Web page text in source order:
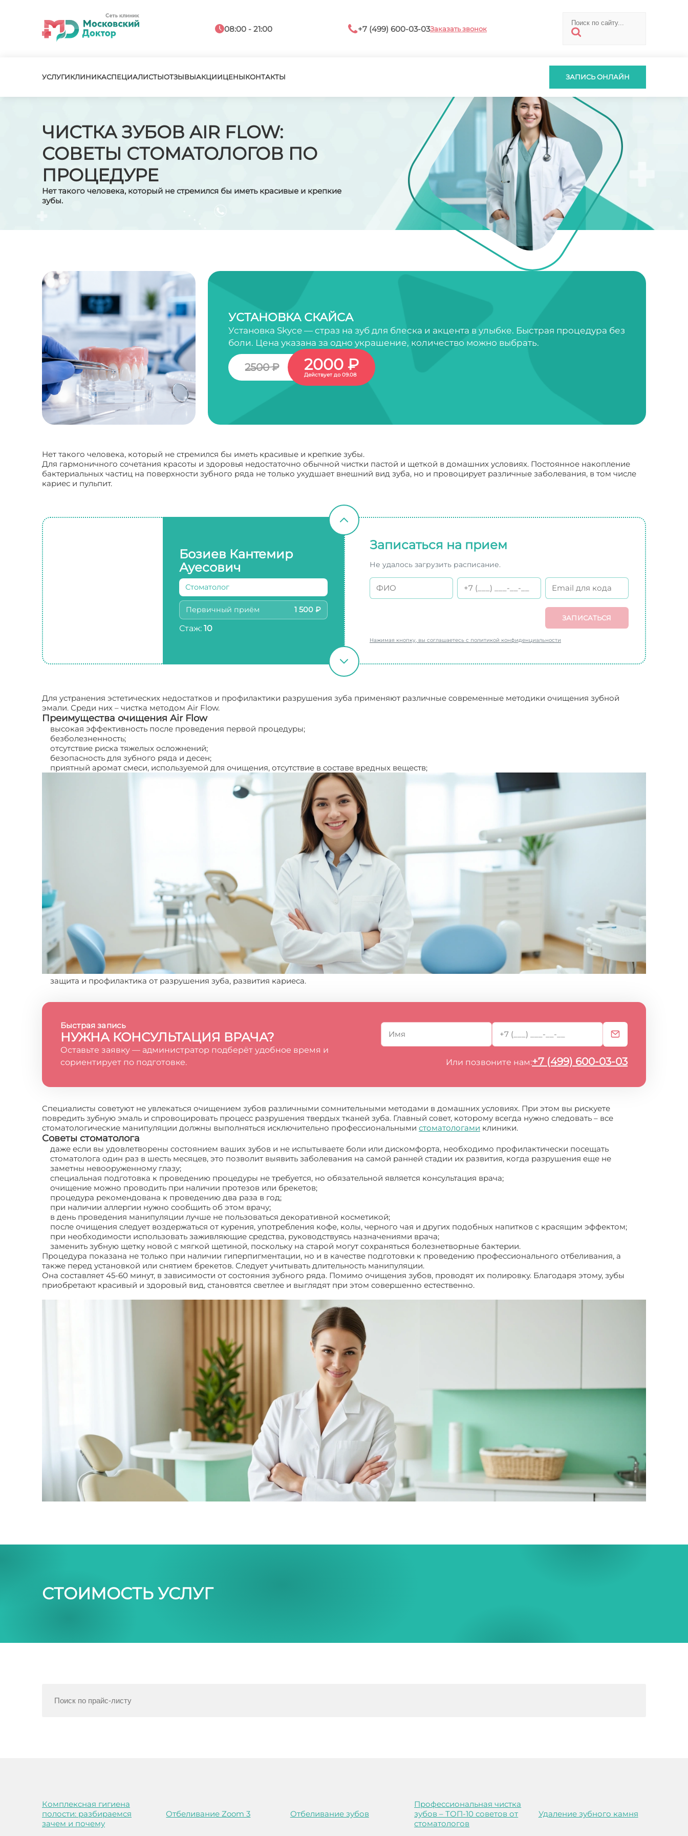
08:00 - 21:00 +7 (499) 600-03-03Заказать звонок
УСЛУГИКЛИНИКАСПЕЦИАЛИСТЫОТЗЫВЫАКЦИИЦЕНЫКОНТАКТЫ ЗАПИСЬ ОНЛАЙН
ЧИСТКА ЗУБОВ AIR FLOW:
СОВЕТЫ СТОМАТОЛОГОВ ПО
ПРОЦЕДУРЕ
Нет такого человека, который не стремился бы иметь красивые и крепкие
зубы.
УСТАНОВКА СКАЙСА
Установка Skyce — страз на зуб для блеска и акцента в улыбке. Быстрая процедура без
боли. Цена указана за одно украшение, количество можно выбрать.
2500 ₽ 2000 ₽
Действует до 09.08
Нет такого человека, который не стремился бы иметь красивые и крепкие зубы.
Для гармоничного сочетания красоты и здоровья недостаточно обычной чистки пастой и щеткой в домашних условиях. Постоянное накопление
бактериальных частиц на поверхности зубного ряда не только ухудшает внешний вид зуба, но и провоцирует различные заболевания, в том числе
кариес и пульпит.
Бозиев Кантемир
Ауесович
Стоматолог
Первичный приём 1 500 ₽
Стаж: 10
Записаться на прием
Не удалось загрузить расписание.
ЗАПИСАТЬСЯ
Нажимая кнопку, вы соглашаетесь с политикой конфиденциальности
Для устранения эстетических недостатков и профилактики разрушения зуба применяют различные современные методики очищения зубной
эмали. Среди них – чистка методом Air Flow.
Преимущества очищения Air Flow
высокая эффективность после проведения первой процедуры;
безболезненность;
отсутствие риска тяжелых осложнений;
безопасность для зубного ряда и десен;
приятный аромат смеси, используемой для очищения, отсутствие в составе вредных веществ;
защита и профилактика от разрушения зуба, развития кариеса.
Быстрая запись
НУЖНА КОНСУЛЬТАЦИЯ ВРАЧА?
Оставьте заявку — администратор подберёт удобное время и
сориентирует по подготовке.
Или позвоните нам:+7 (499) 600-03-03
Специалисты советуют не увлекаться очищением зубов различными сомнительными методами в домашних условиях. При этом вы рискуете
повредить зубную эмаль и спровоцировать процесс разрушения твердых тканей зуба. Главный совет, которому всегда нужно следовать – все
стоматологические манипуляции должны выполняться исключительно профессиональными стоматологами клиники.
Советы стоматолога
даже если вы удовлетворены состоянием ваших зубов и не испытываете боли или дискомфорта, необходимо профилактически посещать
стоматолога один раз в шесть месяцев, это позволит выявить заболевания на самой ранней стадии их развития, когда разрушения еще не
заметны невооруженному глазу;
специальная подготовка к проведению процедуры не требуется, но обязательной является консультация врача;
очищение можно проводить при наличии протезов или брекетов;
процедура рекомендована к проведению два раза в год;
при наличии аллергии нужно сообщить об этом врачу;
в день проведения манипуляции лучше не пользоваться декоративной косметикой;
после очищения следует воздержаться от курения, употребления кофе, колы, черного чая и других подобных напитков с красящим эффектом;
при необходимости использовать заживляющие средства, руководствуясь назначениями врача;
заменить зубную щетку новой с мягкой щетиной, поскольку на старой могут сохраняться болезнетворные бактерии.
Процедура показана не только при наличии гиперпигментации, но и в качестве подготовки к проведению профессионального отбеливания, а
также перед установкой или снятием брекетов. Следует учитывать длительность манипуляции.
Она составляет 45-60 минут, в зависимости от состояния зубного ряда. Помимо очищения зубов, проводят их полировку. Благодаря этому, зубы
приобретают красивый и здоровый вид, становятся светлее и выглядят при этом совершенно естественно.
СТОИМОСТЬ УСЛУГ
Комплексная гигиена
полости: разбираемся
зачем и почему
Отбеливание Zoom 3 Отбеливание зубов
Профессиональная чистка
зубов – ТОП-10 советов от
стоматологов
Удаление зубного камня